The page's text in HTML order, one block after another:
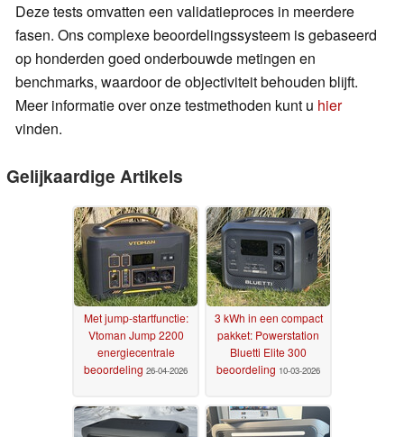
Deze tests omvatten een validatieproces in meerdere
fasen. Ons complexe beoordelingssysteem is gebaseerd
op honderden goed onderbouwde metingen en
benchmarks, waardoor de objectiviteit behouden blijft.
Meer informatie over onze testmethoden kunt u hier
vinden.
Gelijkaardige Artikels
Met jump-startfunctie:
Vtoman Jump 2200
energiecentrale
beoordeling 26-04-2026
3 kWh in een compact
pakket: Powerstation
Bluetti Elite 300
beoordeling 10-03-2026